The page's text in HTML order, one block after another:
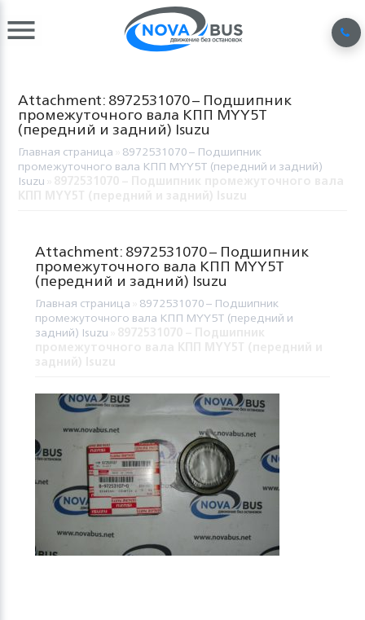
Attachment: 8972531070 – Подшипник
промежуточного вала КПП MYY5T
(передний и задний) Isuzu
Главная страница 8972531070 – Подшипник
промежуточного вала КПП MYY5T (передний и задний)
Isuzu
Attachment: 8972531070 – Подшипник
промежуточного вала КПП MYY5T
(передний и задний) Isuzu
Главная страница 8972531070 – Подшипник
промежуточного вала КПП MYY5T (передний и
задний) Isuzu